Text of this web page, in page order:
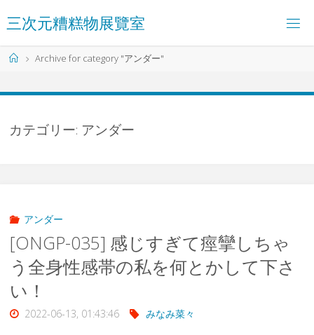
ン
テ
ン
ス
三次元糟糕物展覽室
ホ
Archive for category "アンダー"
カテゴリー: アンダー
アンダー
[ONGP-035] 感じすぎて痙攣しちゃ
う全身性感帯の私を何とかして下さ
い！
2022-06-13, 01:43:46 みなみ菜々